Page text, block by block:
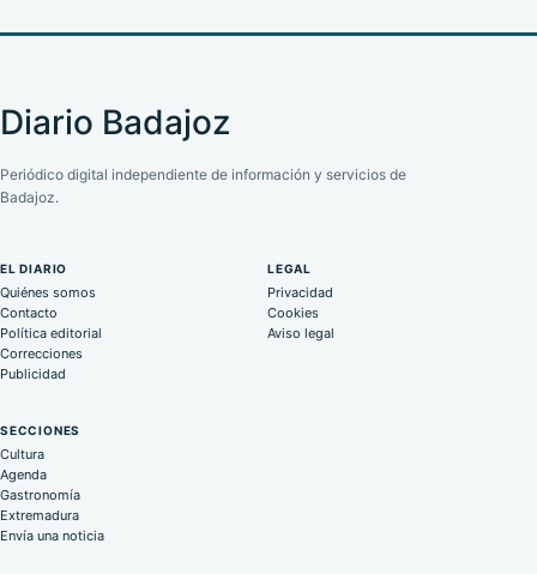
Diario Badajoz
Periódico digital independiente de información y servicios de
Badajoz.
EL DIARIO
Quiénes somos
Contacto
Política editorial
Correcciones
Publicidad
LEGAL
Privacidad
Cookies
Aviso legal
SECCIONES
Cultura
Agenda
Gastronomía
Extremadura
Envía una noticia